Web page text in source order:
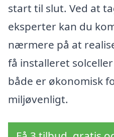
start til slut. Ved at
eksperter kan du
nærmere på at
få installeret
både er økonomisk
miljøvenligt.